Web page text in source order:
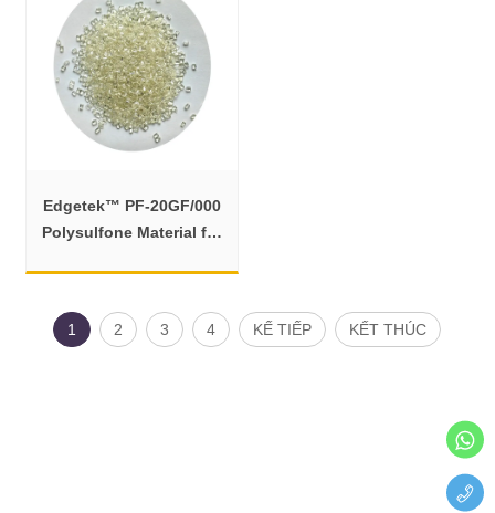
Edgetek™ PF-20GF/000
Polysulfone Material for
1 2 3 4 KẾ TIẾP KẾT THÚC